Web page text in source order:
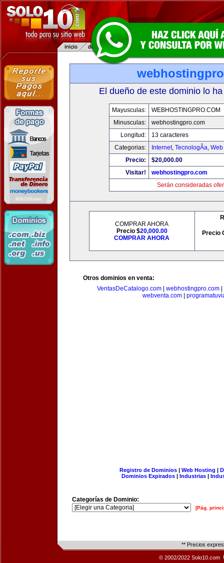
El dueño de este dominio lo
Mayusculas:
WEBHOSTINGPRO.COM
Minusculas:
webhostingpro.com
Longitud:
13 caracteres
Categorias:
Internet, TecnologÃ­a,
Precio:
$20,000.00
Visitar!
webhostingpro.com
Serán consideradas
COMPRAR AHORA
Precio $20,000.00
COMPRAR AHORA
Precio
Otros dominios en venta:
VentasDeCatalogo.com| webhostingpro.com|
webventa.com|
Registro de Dominios| Web Hosting |
Dominios Expirados | Industrias |
Categorías de Dominio:
[Pág.
** Precios
© 2002/2022 Solo10.com